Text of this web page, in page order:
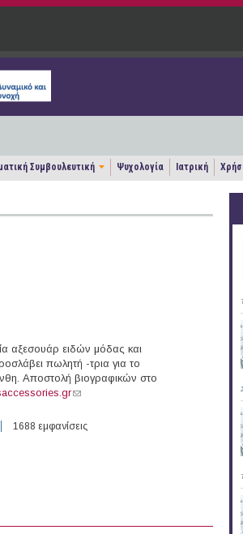
Συμβουλευτική Ψυχολογία Ιατρική
αξεσουάρ ειδών μόδας και
πωλητή -τρια για το
Αποστολή βιογραφικών στο
(link sends e-mail)
Πωλητής στην Ξάνθη
1688 εμφανίσεις